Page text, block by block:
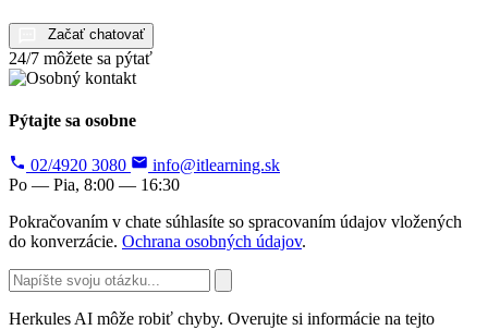
Začať chatovať
24/7 môžete sa pýtať
Pýtajte sa osobne
02/4920 3080
info@itlearning.sk
Po — Pia, 8:00 — 16:30
Pokračovaním v chate súhlasíte so spracovaním údajov vložených
do konverzácie. Ochrana osobných údajov.
Herkules AI môže robiť chyby. Overujte si informácie na tejto